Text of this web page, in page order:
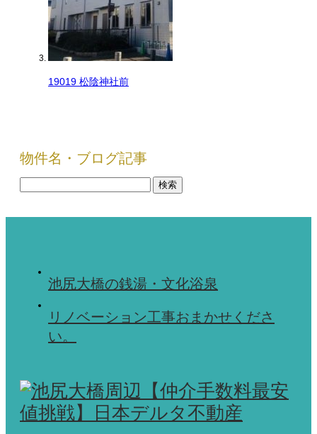
19019 松陰神社前
物件名・ブログ記事
索:
池尻大橋の銭湯・文化浴泉
リノベーション工事おまかせくださ
い。